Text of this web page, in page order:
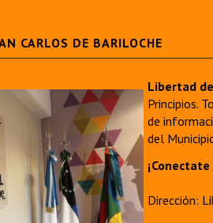
CARLOS DE BARILOCHE
Libertad
Principios.
de
del
Dirección: